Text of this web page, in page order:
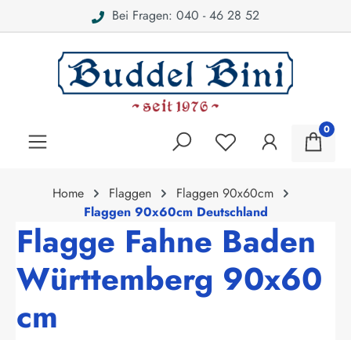
Bei Fragen: 040 - 46 28 52
0
Home Flaggen
Flaggen 90x60cm
Flaggen 90x60cm Deutschland
Flagge Fahne Baden
Württemberg 90x60
cm